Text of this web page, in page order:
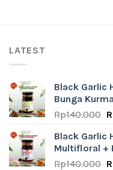
LATEST
Black Garlic
Bunga
Rp140.000
Black Garlic
Multifloral +
Rp140.000